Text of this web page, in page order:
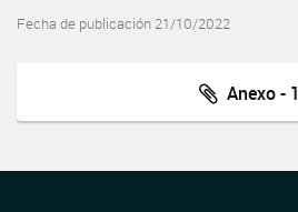
Fecha de publicación 21/10/2022
Anexo - 1